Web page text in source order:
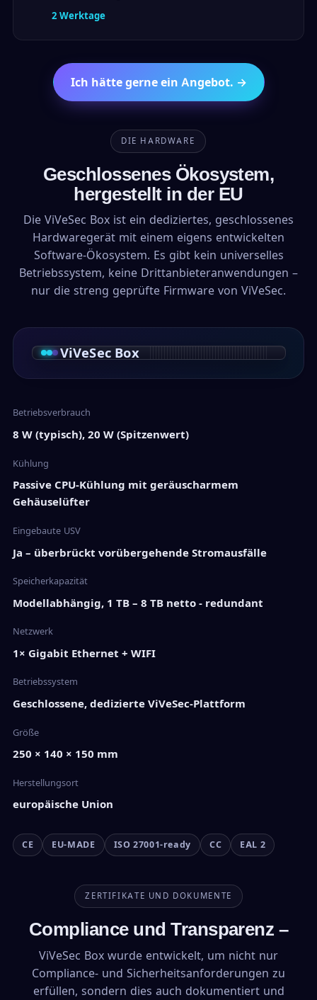
2 Werktage
Ich hätte gerne ein Angebot. →
DIE HARDWARE
Geschlossenes Ökosystem,
hergestellt in der EU
Die ViVeSec Box ist ein dediziertes, geschlossenes
Hardwaregerät mit einem eigens entwickelten
Software-Ökosystem. Es gibt kein universelles
Betriebssystem, keine Drittanbieteranwendungen –
nur die streng geprüfte Firmware von ViVeSec.
ViVeSec Box
Betriebsverbrauch
8 W (typisch), 20 W (Spitzenwert)
Kühlung
Passive CPU-Kühlung mit geräuscharmem
Gehäuselüfter
Eingebaute USV
Ja – überbrückt vorübergehende Stromausfälle
Speicherkapazität
Modellabhängig, 1 TB – 8 TB netto - redundant
Netzwerk
1× Gigabit Ethernet + WIFI
Betriebssystem
Geschlossene, dedizierte ViVeSec-Plattform
Größe
250 × 140 × 150 mm
Herstellungsort
europäische Union
CE EU-MADE ISO 27001-ready CC EAL 2
ZERTIFIKATE UND DOKUMENTE
Compliance und Transparenz –
ViVeSec Box wurde entwickelt, um nicht nur
Compliance- und Sicherheitsanforderungen zu
erfüllen, sondern dies auch dokumentiert und